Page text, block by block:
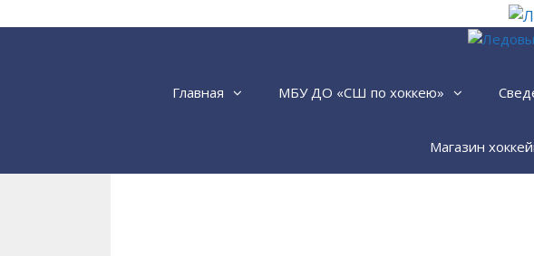
Главная МБУ ДО «СШ по хоккею»
Магазин